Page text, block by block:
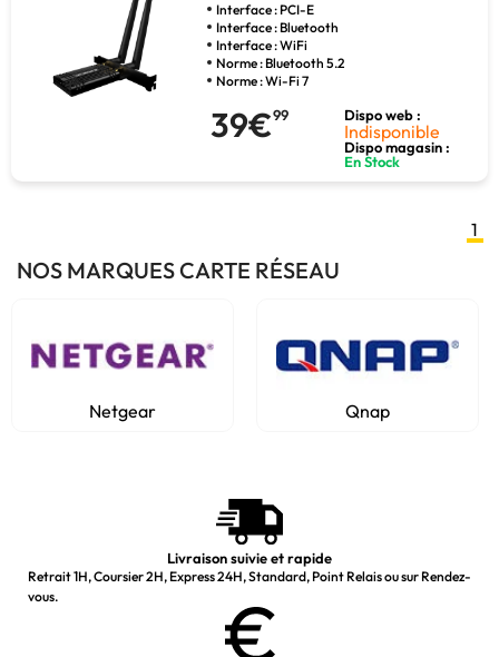
Interface : PCI-E
Interface : Bluetooth
Interface : WiFi
Norme : Bluetooth 5.2
Norme : Wi-Fi 7
39€99 Dispo web :
Indisponible
Dispo magasin :
En Stock
1
NOS MARQUES CARTE RÉSEAU
Netgear Qnap
Livraison suivie et rapide
Retrait 1H, Coursier 2H, Express 24H, Standard, Point Relais ou sur Rendez-
vous.